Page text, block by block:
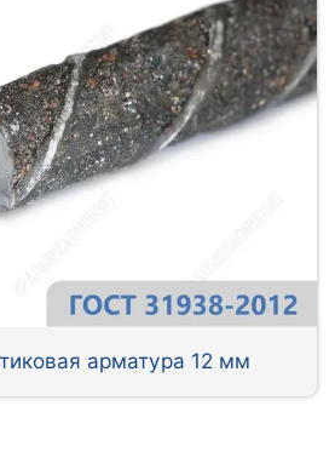
арматура 12 мм